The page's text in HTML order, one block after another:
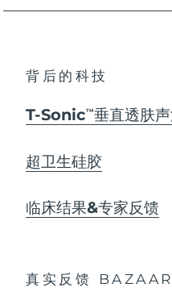
背后的科技
T-SonicTM 垂直透肤
超卫生硅胶
临床结果&专家反馈
真实反馈